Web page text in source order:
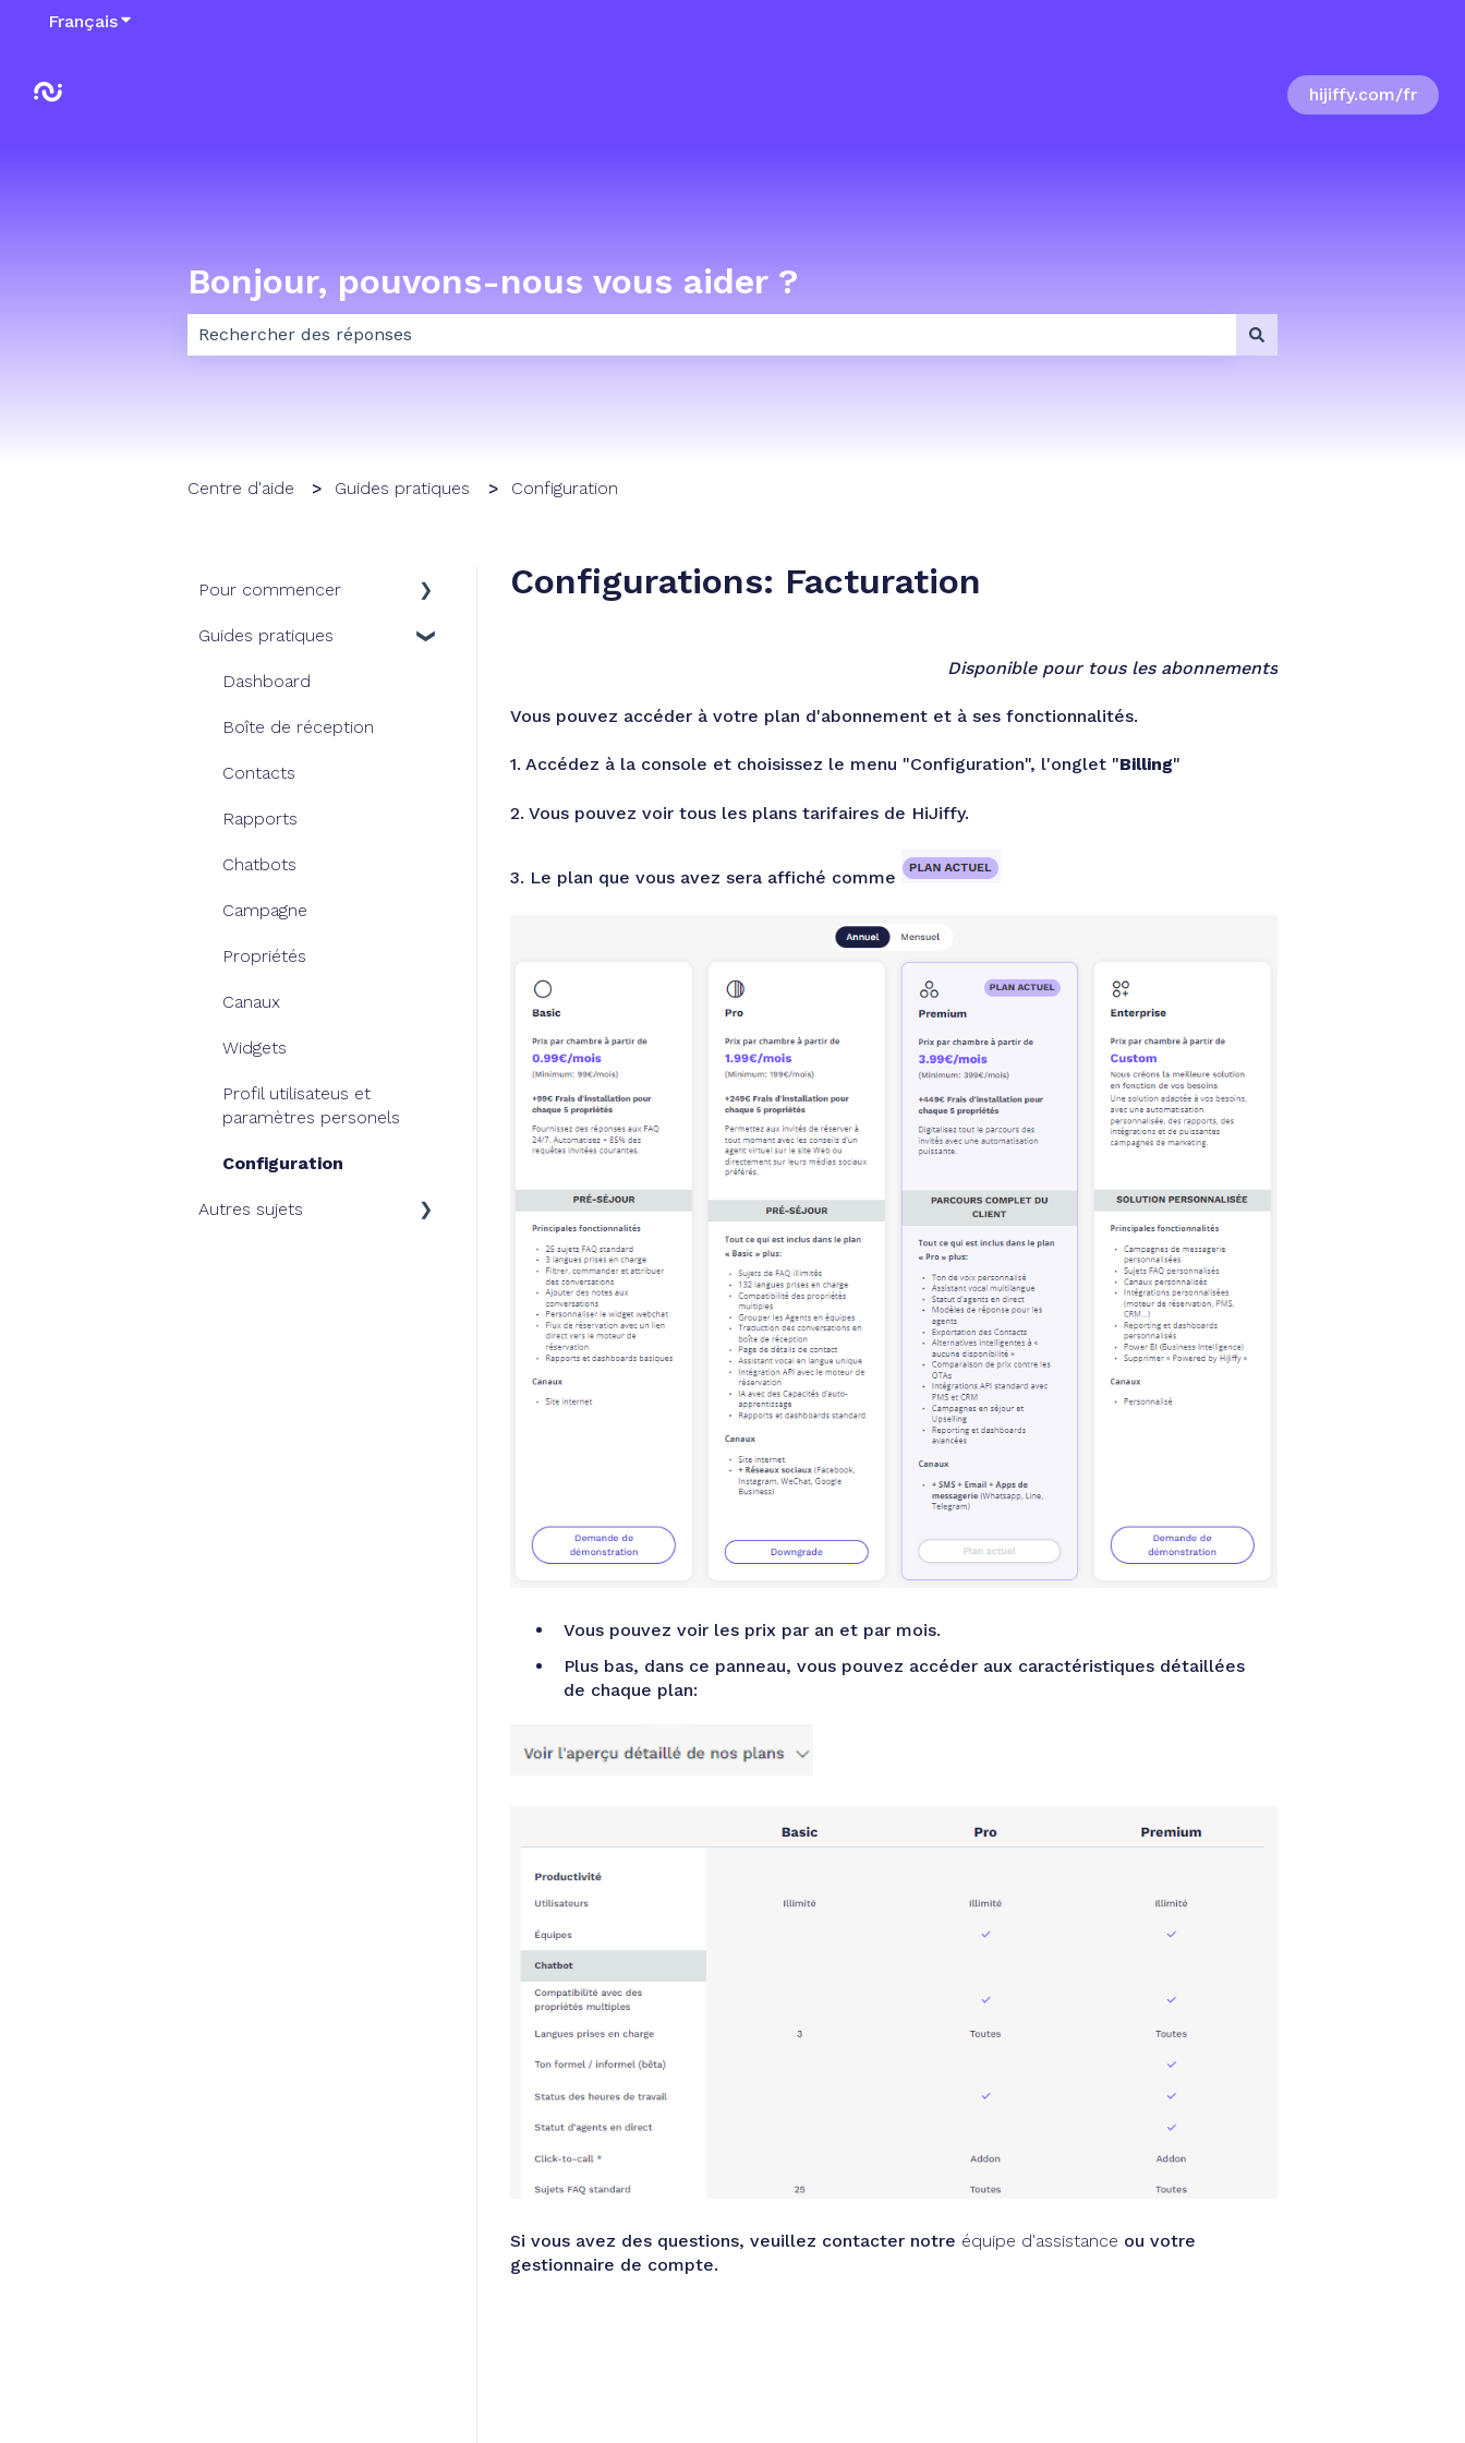
FrançaisAfficher le sous-menu pour les traductions
hijiffy.com/fr
Bonjour, pouvons-nous vous aider ?
Centre d'aide Guides pratiques Configuration
Configurations: Facturation
Disponible pour tous les abonnements
Vous pouvez accéder à votre plan d'abonnement et à ses fonctionnalités.
1. Accédez à la console et choisissez le menu "Configuration", l'onglet "Billing"
2. Vous pouvez voir tous les plans tarifaires de HiJiffy.
3. Le plan que vous avez sera affiché comme
Vous pouvez voir les prix par an et par mois.
Plus bas, dans ce panneau, vous pouvez accéder aux caractéristiques détaillées
de chaque plan:
Si vous avez des questions, veuillez contacter notre équipe d'assistance ou votre
gestionnaire de compte.
Pour commencer
Notre solution
Console HiJiffy
Nos abonnements
Nos Chatbots
Guides pratiques
Dashboard
Boîte de réception
Contacts
Rapports
Chatbots
Campagne
Propriétés
Canaux
Widgets
Profil utilisateus et
paramètres personels
Configuration
Autres sujets